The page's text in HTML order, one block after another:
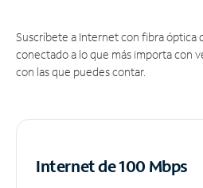
Suscríbete a Internet con fibra óptica
conectado a lo que más importa con
con las que puedes contar.
Internet de 100 Mbps